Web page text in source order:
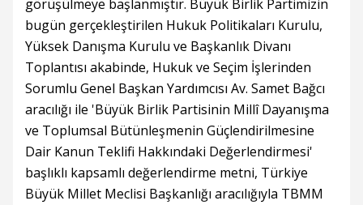
görüşülmeye başlanmıştır. Büyük Birlik Partimizin
bugün gerçekleştirilen Hukuk Politikaları Kurulu,
Yüksek Danışma Kurulu ve Başkanlık Divanı
Toplantısı akabinde, Hukuk ve Seçim İşlerinden
Sorumlu Genel Başkan Yardımcısı Av. Samet Bağcı
aracılığı ile 'Büyük Birlik Partisinin Millî Dayanışma
ve Toplumsal Bütünleşmenin Güçlendirilmesine
Dair Kanun Teklifi Hakkındaki Değerlendirmesi'
başlıklı kapsamlı değerlendirme metni, Türkiye
Büyük Millet Meclisi Başkanlığı aracılığıyla TBMM